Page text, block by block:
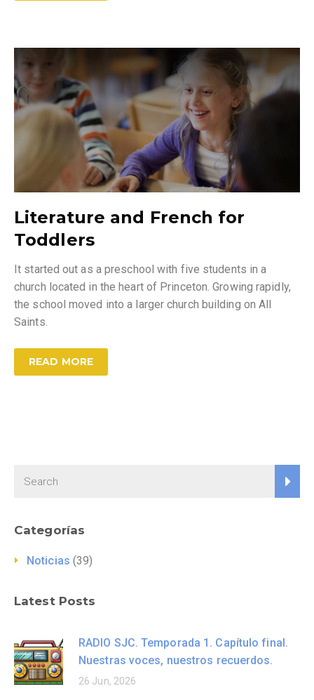
Literature and French for
Toddlers
It started out as a preschool with five students in a
church located in the heart of Princeton. Growing rapidly,
the school moved into a larger church building on All
Saints.
READ MORE
Categorías
Noticias (39)
Latest Posts
RADIO SJC. Temporada 1. Capítulo final.
Nuestras voces, nuestros recuerdos.
26 Jun, 2026